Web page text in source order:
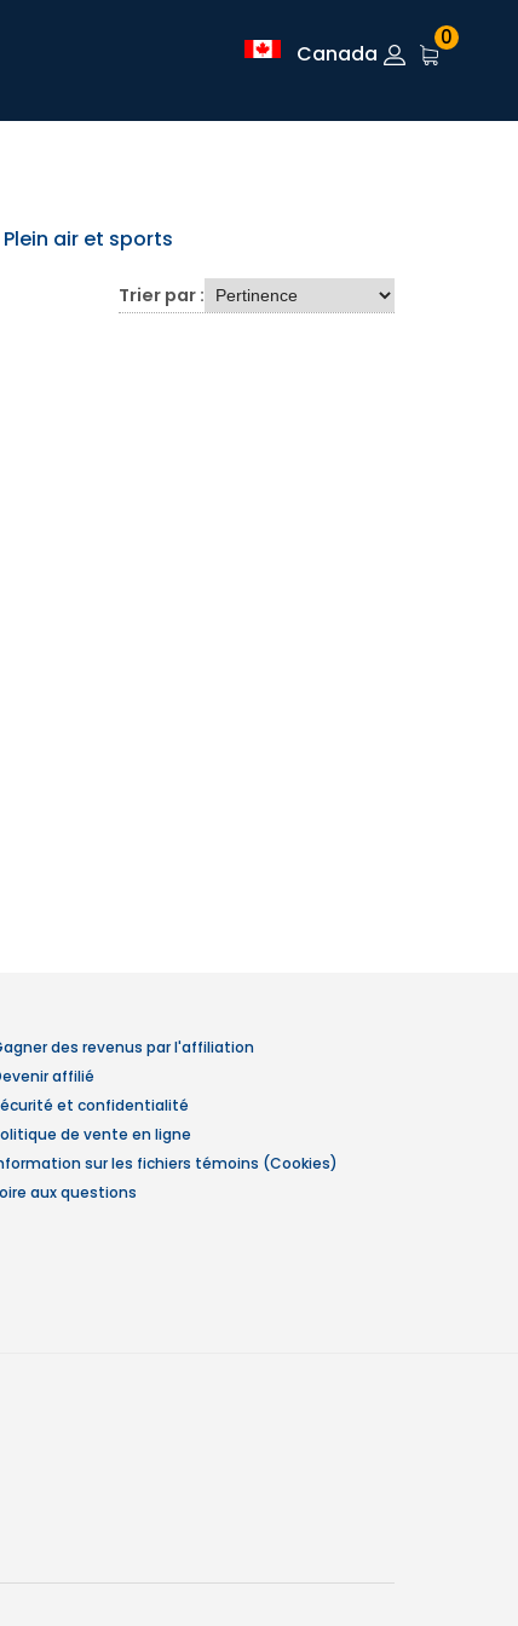
Canada
0
Plein air et sports
Trier par :
des revenus par l'affiliation
affilié
et confidentialité
de vente en ligne
sur les fichiers témoins (Cookies)
aux questions